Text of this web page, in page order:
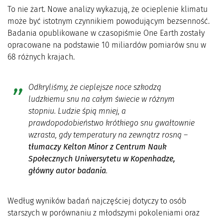
To nie żart. Nowe analizy wykazują, że ocieplenie klimatu
może być istotnym czynnikiem powodującym bezsenność.
Badania opublikowane w czasopiśmie One Earth zostały
opracowane na podstawie 10 miliardów pomiarów snu w
68 różnych krajach.
Odkryliśmy, że cieplejsze noce szkodzą
ludzkiemu snu na całym świecie w różnym
stopniu. Ludzie śpią mniej, a
prawdopodobieństwo krótkiego snu gwałtownie
wzrasta, gdy temperatury na zewnątrz rosną –
tłumaczy Kelton Minor z Centrum Nauk
Społecznych Uniwersytetu w Kopenhadze,
główny autor badania.
Według wyników badań najczęściej dotyczy to osób
starszych w porównaniu z młodszymi pokoleniami oraz